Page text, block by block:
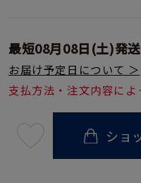
価格 ¥0
在庫 在
最短08月08日(土)発送
お届け予定日について ＞
支払方法・注文内容によ
08
ショ